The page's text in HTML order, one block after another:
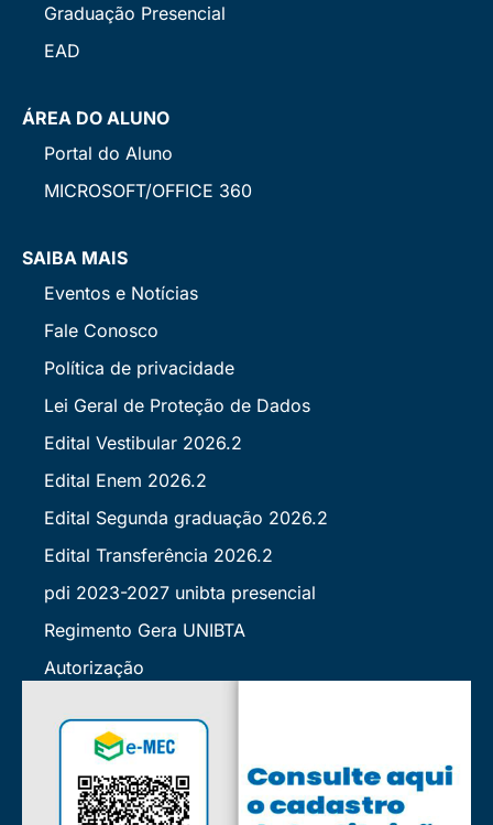
Graduação Presencial
EAD
ÁREA DO ALUNO
Portal do Aluno
MICROSOFT/OFFICE 360
SAIBA MAIS
Eventos e Notícias
Fale Conosco
Política de privacidade
Lei Geral de Proteção de Dados
Edital Vestibular 2026.2
Edital Enem 2026.2
Edital Segunda graduação 2026.2
Edital Transferência 2026.2
pdi 2023-2027 unibta presencial
Regimento Gera UNIBTA
Autorização